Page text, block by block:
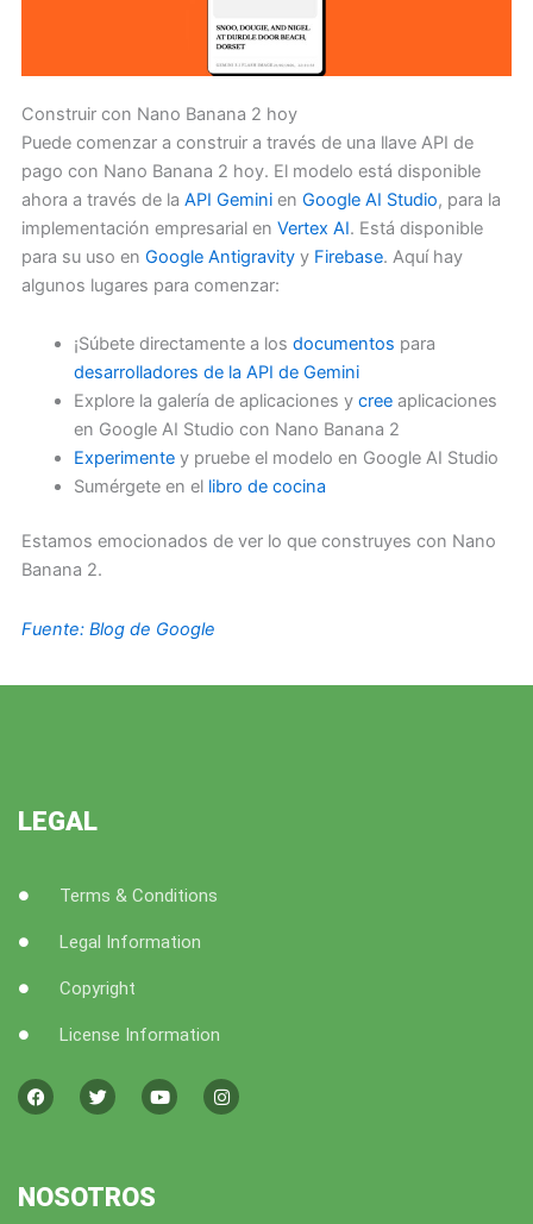
Construir con Nano Banana 2 hoy
Puede comenzar a construir a través de una llave API de
pago con Nano Banana 2 hoy. El modelo está disponible
ahora a través de la API Geminien Google AI Studio, para la
implementación empresarial en Vertex AI. Está disponible
para su uso en Google Antigravityy Firebase. Aquí hay
algunos lugares para comenzar:
¡Súbete directamente a los documentos para
desarrolladores de la API de Gemini
Explore la galería de aplicaciones y creeaplicaciones
en Google AI Studio con Nano Banana 2
Experimentey pruebe el modelo en Google AI Studio
Sumérgete en el libro de cocina
Estamos emocionados de ver lo que construyes con Nano
Banana 2.
Fuente: Blog de Google
LEGAL
Terms & Conditions
Legal Information
Copyright
License Information
a
c
e
k
w
i
t
o
u
t
n
s
t
NOSOTROS